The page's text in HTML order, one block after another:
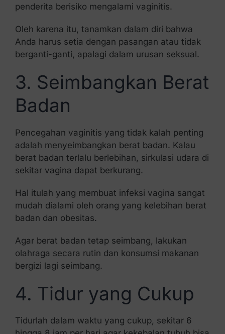
penderita berisiko mengalami vaginitis.
Oleh karena itu, tanamkan dalam diri bahwa
Anda harus setia dengan pasangan atau tidak
berganti-ganti, apalagi dalam urusan seksual.
3. Seimbangkan Berat
Badan
Pencegahan vaginitis yang tidak kalah penting
adalah menyeimbangkan berat badan. Kalau
berat badan terlalu berlebihan, sirkulasi udara di
sekitar vagina dapat berkurang.
Hal itulah yang membuat infeksi vagina sangat
mudah dialami oleh orang yang kelebihan berat
badan dan obesitas.
Agar berat badan tetap seimbang, lakukan
olahraga secara rutin dan konsumsi makanan
bergizi lagi seimbang.
4. Tidur yang Cukup
Tidurlah dalam waktu yang cukup, sekitar 6